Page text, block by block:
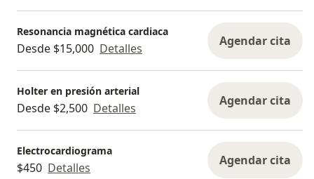
Resonancia magnética cardiaca
Desde $15,000 Detalles Agendar cita
Holter en presión arterial
Desde $2,500 Detalles Agendar cita
Electrocardiograma
$450 Detalles Agendar cita